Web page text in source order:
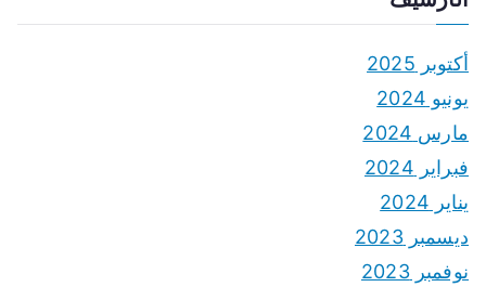
أكتوبر 2025
يونيو 2024
مارس 2024
فبراير 2024
يناير 2024
ديسمبر 2023
نوفمبر 2023